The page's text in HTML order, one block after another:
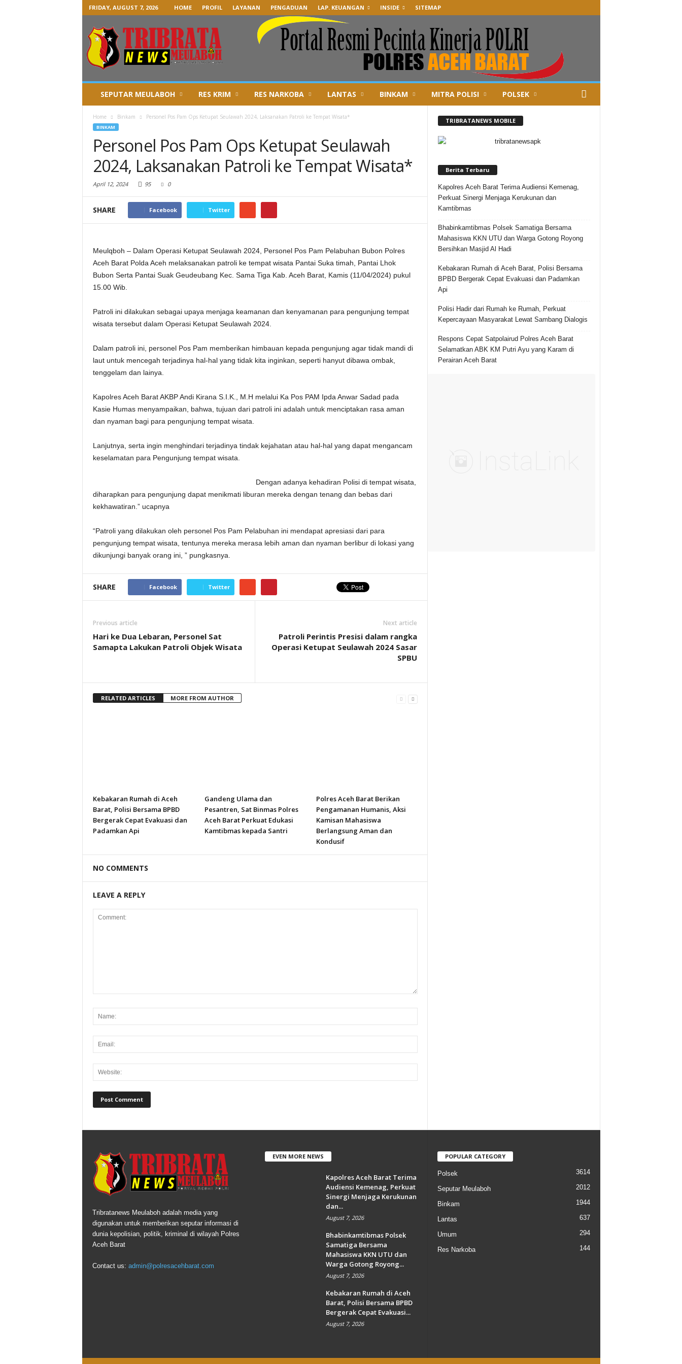
FRIDAY, AUGUST 7, 2026 HOME PROFIL LAYANAN PENGADUAN LAP. KEUANGAN INSIDE SITEMAP
SEPUTAR MEULABOH RES KRIM RES NARKOBA LANTAS BINKAM MITRA POLISI POLSEK
Home Binkam Personel Pos Pam Ops Ketupat Seulawah 2024, Laksanakan Patroli ke Tempat Wisata*
BINKAM
Personel Pos Pam Ops Ketupat Seulawah
2024, Laksanakan Patroli ke Tempat Wisata*
April 12, 2024 95 0
SHARE Facebook Twitter
Meulqboh – Dalam Operasi Ketupat Seulawah 2024, Personel Pos Pam Pelabuhan Bubon Polres
Aceh Barat Polda Aceh melaksanakan patroli ke tempat wisata Pantai Suka timah, Pantai Lhok
Bubon Serta Pantai Suak Geudeubang Kec. Sama Tiga Kab. Aceh Barat, Kamis (11/04/2024) pukul
15.00 Wib.
Patroli ini dilakukan sebagai upaya menjaga keamanan dan kenyamanan para pengunjung tempat
wisata tersebut dalam Operasi Ketupat Seulawah 2024.
Dalam patroli ini, personel Pos Pam memberikan himbauan kepada pengunjung agar tidak mandi di
laut untuk mencegah terjadinya hal-hal yang tidak kita inginkan, seperti hanyut dibawa ombak,
tenggelam dan lainya.
Kapolres Aceh Barat AKBP Andi Kirana S.I.K., M.H melalui Ka Pos PAM Ipda Anwar Sadad pada
Kasie Humas menyampaikan, bahwa, tujuan dari patroli ini adalah untuk menciptakan rasa aman
dan nyaman bagi para pengunjung tempat wisata.
Lanjutnya, serta ingin menghindari terjadinya tindak kejahatan atau hal-hal yang dapat mengancam
keselamatan para Pengunjung tempat wisata.
Dengan adanya kehadiran Polisi di tempat wisata,
diharapkan para pengunjung dapat menikmati liburan mereka dengan tenang dan bebas dari
kekhawatiran.” ucapnya
“Patroli yang dilakukan oleh personel Pos Pam Pelabuhan ini mendapat apresiasi dari para
pengunjung tempat wisata, tentunya mereka merasa lebih aman dan nyaman berlibur di lokasi yang
dikunjungi banyak orang ini, ” pungkasnya.
SHARE Facebook Twitter
Previous article
Hari ke Dua Lebaran, Personel Sat
Samapta Lakukan Patroli Objek Wisata
Next article
Patroli Perintis Presisi dalam rangka
Operasi Ketupat Seulawah 2024 Sasar
SPBU
RELATED ARTICLES MORE FROM AUTHOR
Kebakaran Rumah di Aceh
Barat, Polisi Bersama BPBD
Bergerak Cepat Evakuasi dan
Padamkan Api
Gandeng Ulama dan
Pesantren, Sat Binmas Polres
Aceh Barat Perkuat Edukasi
Kamtibmas kepada Santri
Polres Aceh Barat Berikan
Pengamanan Humanis, Aksi
Kamisan Mahasiswa
Berlangsung Aman dan
Kondusif
NO COMMENTS
LEAVE A REPLY
TRIBRATANEWS MOBILE
Berita Terbaru
Kapolres Aceh Barat Terima Audiensi Kemenag,
Perkuat Sinergi Menjaga Kerukunan dan
Kamtibmas
Bhabinkamtibmas Polsek Samatiga Bersama
Mahasiswa KKN UTU dan Warga Gotong Royong
Bersihkan Masjid Al Hadi
Kebakaran Rumah di Aceh Barat, Polisi Bersama
BPBD Bergerak Cepat Evakuasi dan Padamkan
Api
Polisi Hadir dari Rumah ke Rumah, Perkuat
Kepercayaan Masyarakat Lewat Sambang Dialogis
Respons Cepat Satpolairud Polres Aceh Barat
Selamatkan ABK KM Putri Ayu yang Karam di
Perairan Aceh Barat
Tribratanews Meulaboh adalah media yang
digunakan untuk memberikan seputar informasi di
dunia kepolisian, politik, kriminal di wilayah Polres
Aceh Barat
Contact us: admin@polresacehbarat.com
EVEN MORE NEWS
Kapolres Aceh Barat Terima
Audiensi Kemenag, Perkuat
Sinergi Menjaga Kerukunan
dan...
August 7, 2026
Bhabinkamtibmas Polsek
Samatiga Bersama
Mahasiswa KKN UTU dan
Warga Gotong Royong...
August 7, 2026
Kebakaran Rumah di Aceh
Barat, Polisi Bersama BPBD
Bergerak Cepat Evakuasi...
August 7, 2026
POPULAR CATEGORY
Polsek 3614
Seputar Meulaboh 2012
Binkam 1944
Lantas 637
Umum 294
Res Narkoba 144